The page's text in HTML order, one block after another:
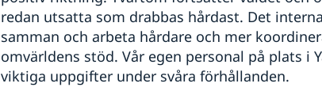
redan utsatta som drabbas hårdast. Det
samman och arbeta hårdare och mer
omvärldens stöd. Vår egen personal på plats i
viktiga uppgifter under svåra förhållanden.